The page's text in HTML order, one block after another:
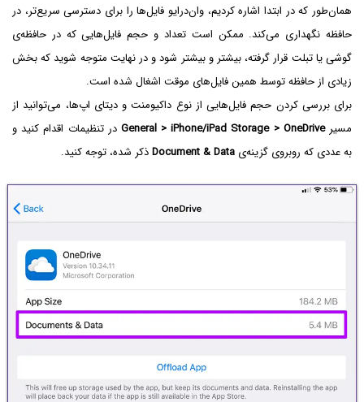
همان‌طور که در ابتدا اشاره کردیم، وان‌درایو فایل‌ها را برای دسترسی سریع‌تر، در
حافظه نگهداری می‌کند. ممکن است تعداد و حجم فایل‌هایی که در حافظه‌ی
گوشی یا تبلت قرار گرفته، بیشتر و بیشتر شود و در نهایت متوجه شوید که بخش
زیادی از حافظه توسط همین فایل‌های موقت اشغال شده است.
برای بررسی کردن حجم فایل‌هایی از نوع داکیومنت و دیتای اپ‌ها، می‌توانید از
مسیرGeneral > iPhone/iPad Storage > OneDrive در تنظیمات اقدام کنید و
به عددی که روبروی گزینه‌ی Document & Dataذکر شده، توجه کنید.